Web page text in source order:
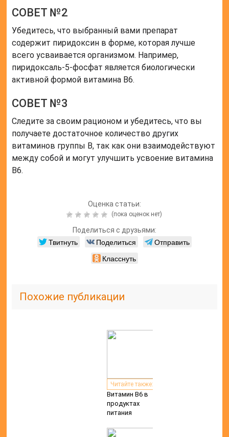
СОВЕТ №2
Убедитесь, что выбранный вами препарат
содержит пиридоксин в форме, которая лучше
всего усваивается организмом. Например,
пиридоксаль-5-фосфат является биологически
активной формой витамина B6.
СОВЕТ №3
Следите за своим рационом и убедитесь, что вы
получаете достаточное количество других
витаминов группы B, так как они взаимодействуют
между собой и могут улучшить усвоение витамина
B6.
Оценка статьи:
(пока оценок нет)
Поделиться с друзьями:
Твитнуть Поделиться
Отправить
Класснуть
Похожие публикации
Читайте также:
Витамин В6 в
продуктах
питания